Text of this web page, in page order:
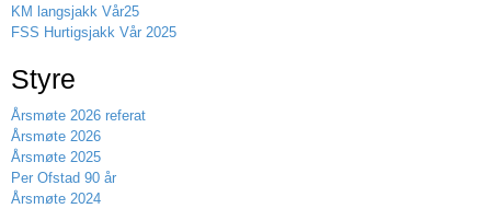
KM langsjakk Vår25
FSS Hurtigsjakk Vår 2025
Styre
Årsmøte 2026 referat
Årsmøte 2026
Årsmøte 2025
Per Ofstad 90 år
Årsmøte 2024